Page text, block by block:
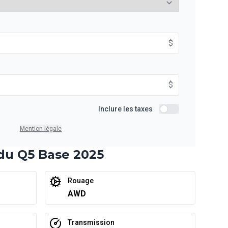
406 $/Sem.
À partir de :
$
$
Inclure les taxes
Inclure les taxes
Mention légale
Q5 Base 2025
Rouage
AWD
Transmission